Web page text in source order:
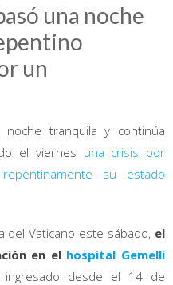
una noche
un
noche tranquila y continúa
el viernes una crisis por
su estado
del Vaticano este sábado, el
en el hospital Gemelli
ingresado desde el 14 de